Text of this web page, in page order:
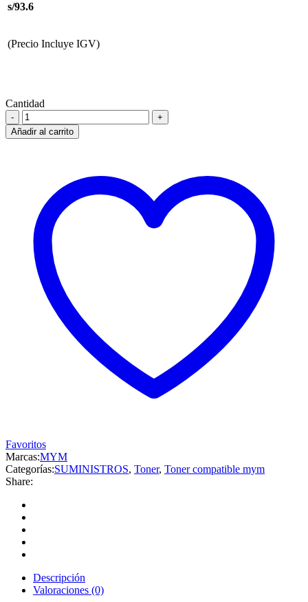
s/93.6
(Precio Incluye IGV)
Cantidad
Añadir al carrito
Favoritos
Marcas:MYM
Categorías:SUMINISTROS, Toner, Toner compatible mym
Share:
Descripción
Valoraciones (0)